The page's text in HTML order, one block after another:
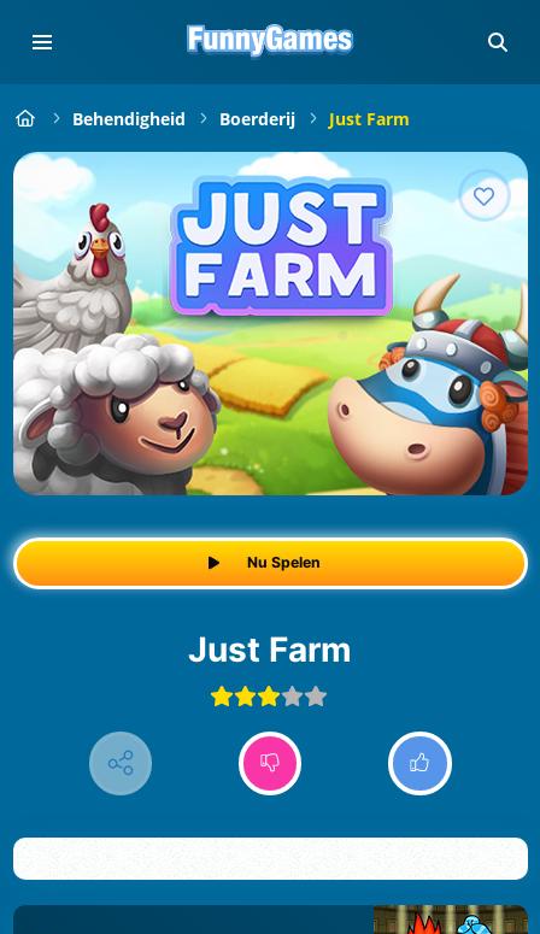
Behendigheid Boerderij Just Farm
Nu Spelen
Just Farm